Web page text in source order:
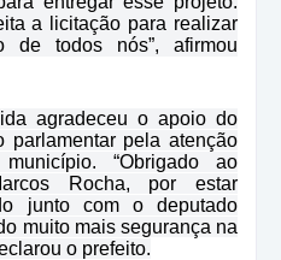
a licitação para realizar
de todos nós”, afirmou
agradeceu o apoio do
parlamentar pela atenção
“Obrigado ao
Rocha, por estar
junto com o deputado
muito mais segurança na
o prefeito.